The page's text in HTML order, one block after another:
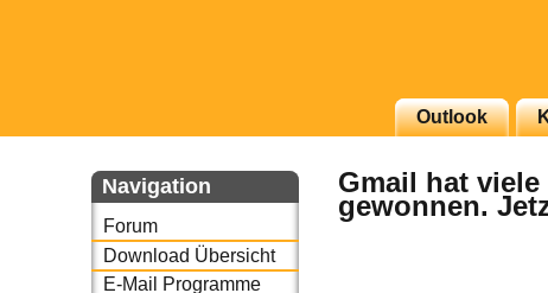
Outlook
Navigation
Forum
Download Übersicht
E-Mail Programme
Gmail hat
gewonnen.
oder auch